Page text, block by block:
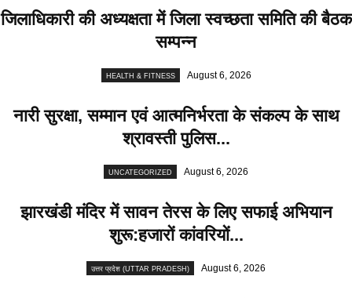
जिलाधिकारी की अध्यक्षता में जिला स्वच्छता समिति की बैठक
सम्पन्न
HEALTH & FITNESS August 6, 2026
नारी सुरक्षा, सम्मान एवं आत्मनिर्भरता के संकल्प के साथ
श्रावस्ती पुलिस...
UNCATEGORIZED August 6, 2026
झारखंडी मंदिर में सावन तेरस के लिए सफाई अभियान
शुरू:हजारों कांवरियों...
उत्तर प्रदेश (UTTAR PRADESH) August 6, 2026